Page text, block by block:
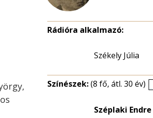
Rádióra alkalmazó:
Székely Júlia
Színészek:(8 fő, átl. 30 év)
Széplaki